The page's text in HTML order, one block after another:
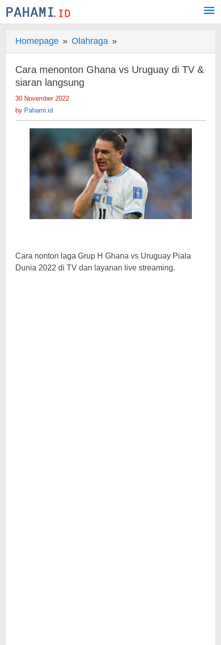
Skip
to
Homepage » Olahraga »
menonton
Ghana
TV
&
siaran
langsung
Cara menonton Ghana vs Uruguay di TV &
siaran langsung
30 November 2022
by Pahami.id
Cara nonton laga Grup H Ghana vs Uruguay Piala
Dunia 2022 di TV dan layanan live streaming.